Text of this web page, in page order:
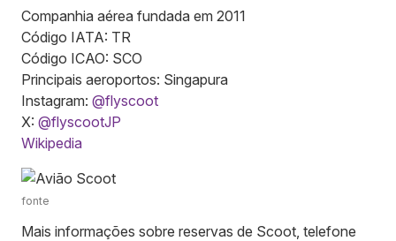
Companhia aérea fundada em 2011
Código IATA: TR
Código ICAO: SCO
Principais aeroportos: Singapura
Instagram: @flyscoot
X: @flyscootJP
Wikipedia
fonte
Mais informações sobre reservas de Scoot, telefone